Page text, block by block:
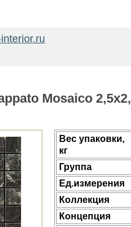
Mosaico
Веc упаковки,
кг
Группа
Ед.измерения
Коллекция
Концепция